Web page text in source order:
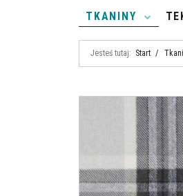
TKANINY
Jesteś tutaj: Start /